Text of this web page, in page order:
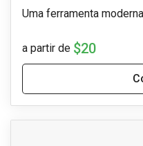
Uma ferramenta
a partir de $20